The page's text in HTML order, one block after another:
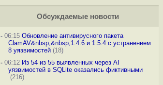
Обсуждаемые новости
-06:15 Обновление антивирусного пакета
ClamAV&nbsp;&nbsp;1.4.6 и 1.5.4 с устранением
8 уязвимостей(18)
-06:12 Из 54 из 55 выявленных через AI
уязвимостей в SQLite оказались фиктивными
(216)